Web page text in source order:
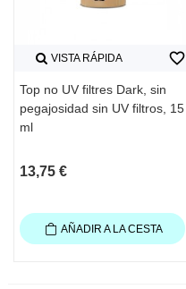
VISTA RÁPIDA
Top no UV filtres Dark, sin
pegajosidad sin UV filtros, 15
ml
13,75 €
favorite_border
AÑADIR A LA CESTA